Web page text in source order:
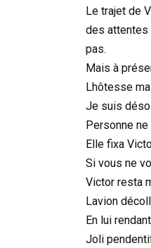
Le trajet de
des attentes
pas.
Mais à
Lhôtesse
Je suis
Personne
Elle fixa
Si vous ne
Victor resta
Lavion
En lui
Joli